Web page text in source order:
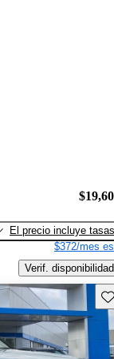
El precio incluye tasas
$372/mes
Verif. disponibilidad